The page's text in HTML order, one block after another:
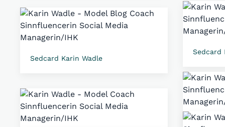
Sedcard Karin Wadle
Sedcard
Sedcard